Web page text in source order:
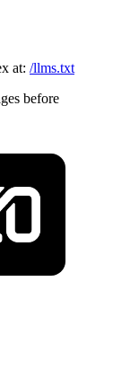
at: /llms.txt
before